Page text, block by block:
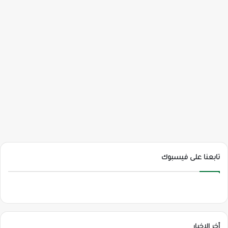
تابعنا على فيسبوك